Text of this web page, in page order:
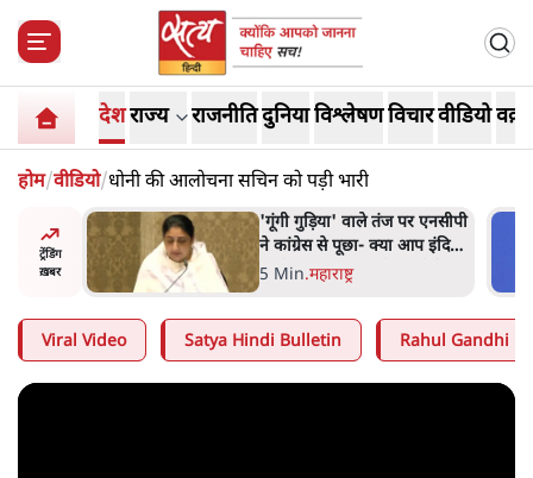
देशराज्य राजनीतिदुनियाविश्लेषणविचारवीडियो
होम/वीडियो/धोनी की आलोचना सचिन को पड़ी भारी
ट्रेंडिंग
ख़बर
ने
से जेन
'गूंगी गुड़िया' वाले तंज पर एनसीपी
ने कांग्रेस से पूछा- क्या आप इंदिरा
गांधी का अपमान सही मानते हैं?
5 Min.महाराष्ट्र
Viral Video Satya Hindi Bulletin Rahul Gandhi